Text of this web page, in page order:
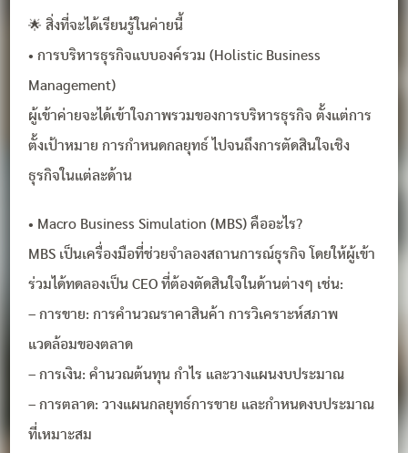
🌟 สิ่งที่จะได้เรียนรู้ในค่ายนี้
• การบริหารธุรกิจแบบองค์รวม (Holistic Business
Management)
ผู้เข้าค่ายจะได้เข้าใจภาพรวมของการบริหารธุรกิจ ตั้งแต่การ
ตั้งเป้าหมาย การกำหนดกลยุทธ์ ไปจนถึงการตัดสินใจเชิง
ธุรกิจในแต่ละด้าน
• Macro Business Simulation (MBS) คืออะไร?
MBS เป็นเครื่องมือที่ช่วยจำลองสถานการณ์ธุรกิจ โดยให้ผู้เข้า
ร่วมได้ทดลองเป็น CEO ที่ต้องตัดสินใจในด้านต่างๆ เช่น:
– การขาย: การคำนวณราคาสินค้า การวิเคราะห์สภาพ
แวดล้อมของตลาด
– การเงิน: คำนวณต้นทุน กำไร และวางแผนงบประมาณ
– การตลาด: วางแผนกลยุทธ์การขาย และกำหนดงบประมาณ
ที่เหมาะสม